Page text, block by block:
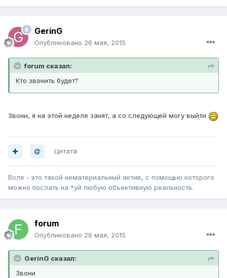
GerinG
Опубликовано 26 мая, 2015
forum сказал:
Кто звонить будет?
Звони, я на этой неделе занят, а со следующей могу выйти
Цитата
Воля - это такой нематериальный актив, с помощью которого
можно послать на *уй любую объективную реальность.
forum
Опубликовано 26 мая, 2015
GerinG сказал:
Звони